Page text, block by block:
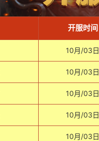
开服时间
10月/03日
10月/03日
10月/03日
10月/03日
10月/03日